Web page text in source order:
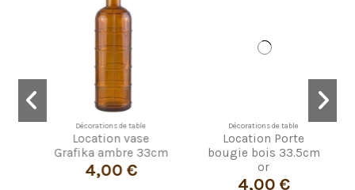
Décorations de table
Location Porte
bougie bois 33.5cm
or
Décorations de table
Location vase
Catherine bleu 18cm
2,00 €